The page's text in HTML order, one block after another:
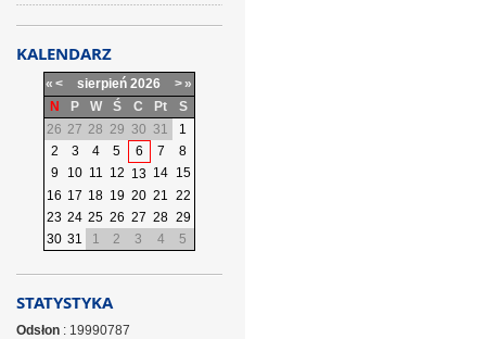
KALENDARZ
« < sierpień 2026 >»
N
P W Ś C Pt
S
26 27 28 29 30 31
1
2
3 4 5 6 7
8
9
10 11 12 13 14 15
16 17 18 19 20 21 22
23 24 25 26 27 28 29
30 31 1 2 3 4 5
STATYSTYKA
Odsłon: 19990787